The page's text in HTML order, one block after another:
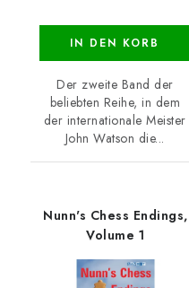
IN DEN KORB
Der zweite Band der
beliebten Reihe, in dem
der internationale Meister
John Watson die...
Nunn's Chess Endings,
Volume 1